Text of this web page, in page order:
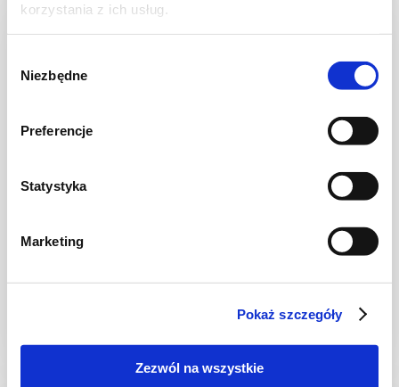
korzystania z ich usług.
zgody
Niezbędne
Preferencje
Statystyka
Marketing
Pokaż szczegóły
Zezwól na wszystkie
Zrazy w sosie własnym